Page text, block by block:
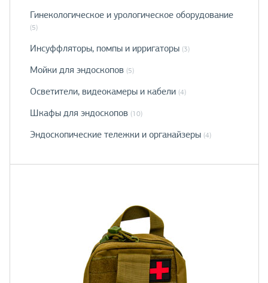
Гинекологическое и урологическое оборудование
(5)
Инсуффляторы, помпы и ирригаторы (3)
Мойки для эндоскопов (5)
Осветители, видеокамеры и кабели (4)
Шкафы для эндоскопов (10)
Эндоскопические тележки и органайзеры (4)